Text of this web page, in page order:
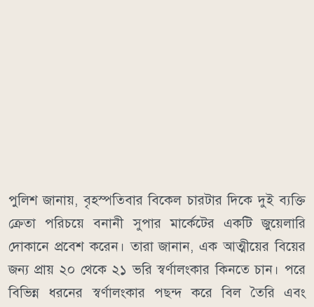
পুলিশ জানায়, বৃহস্পতিবার বিকেল চারটার দিকে দুই ব্যক্তি
ক্রেতা পরিচয়ে বনানী সুপার মার্কেটের একটি জুয়েলারি
দোকানে প্রবেশ করেন। তারা জানান, এক আত্মীয়ের বিয়ের
জন্য প্রায় ২০ থেকে ২১ ভরি স্বর্ণালংকার কিনতে চান। পরে
বিভিন্ন ধরনের স্বর্ণালংকার পছন্দ করে বিল তৈরি এবং